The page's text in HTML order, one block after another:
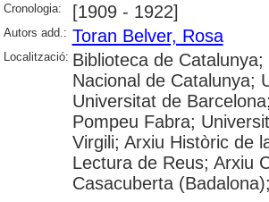
Cronologia: [1909 - 1922]
Autors add.: Toran Belver, Rosa
Localització: Biblioteca de
Nacional de Catalunya;
Universitat de
Pompeu Fabra;
Virgili; Arxiu Històric de
Lectura de Reus; Arxiu
Casacuberta